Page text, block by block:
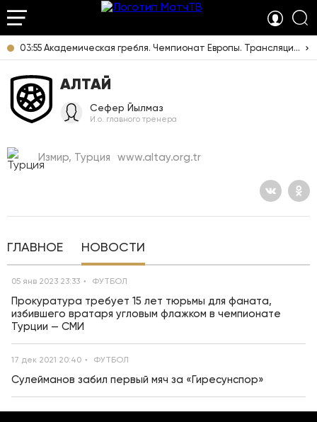
03:55 Академическая гребля. Чемпионат Европы. Трансляция из Италии [6+]
АЛТАЙ
Сефер Йылмаз
И.о. главного тренера
Измир, Турция www.altay.org.tr
ГЛАВНОЕ НОВОСТИ
05 янв 2023 23:33 ФУТБОЛ
Прокуратура требует 15 лет тюрьмы для фаната,
избившего вратаря угловым флажком в чемпионате
Турции — СМИ
17 дек 2021 20:40 ФУТБОЛ
Сулейманов забил первый мяч за «Гиресунспор»